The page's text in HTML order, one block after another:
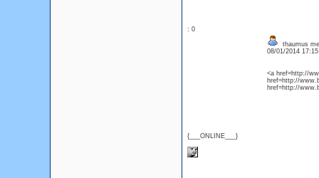
: 0
{___ONLINE___}
thaumus
08/01/2014
<a href=http://
href=http://
href=http://